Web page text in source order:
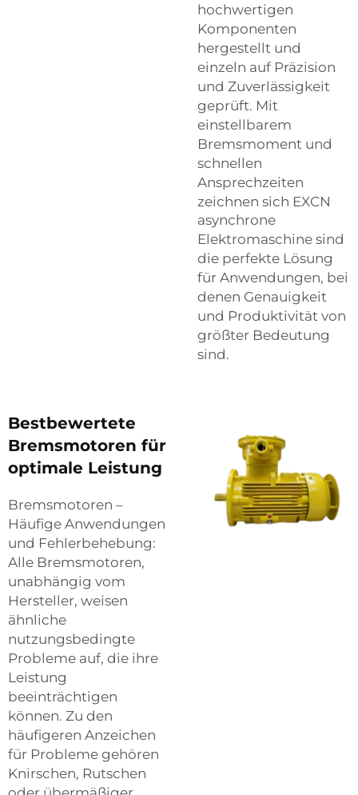
hochwertigen
Komponenten
hergestellt und
einzeln auf Präzision
und Zuverlässigkeit
geprüft. Mit
einstellbarem
Bremsmoment und
schnellen
Ansprechzeiten
zeichnen sich EXCN
asynchrone
Elektromaschine sind
die perfekte Lösung
für Anwendungen, bei
denen Genauigkeit
und Produktivität von
größter Bedeutung
sind.
Bestbewertete
Bremsmotoren für
optimale Leistung
Bremsmotoren –
Häufige Anwendungen
und Fehlerbehebung:
Alle Bremsmotoren,
unabhängig vom
Hersteller, weisen
ähnliche
nutzungsbedingte
Probleme auf, die ihre
Leistung
beeinträchtigen
können. Zu den
häufigeren Anzeichen
für Probleme gehören
Knirschen, Rutschen